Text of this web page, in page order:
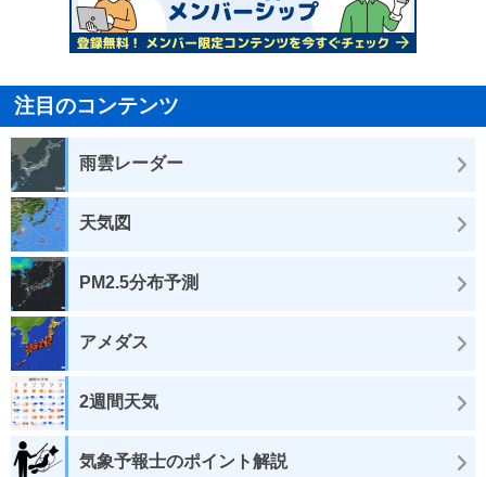
注目のコンテンツ
雨雲レーダー
天気図
PM2.5分布予測
アメダス
2週間天気
気象予報士のポイント解説